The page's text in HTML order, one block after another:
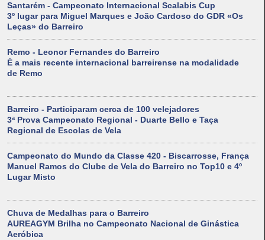
Santarém - Campeonato Internacional Scalabis Cup
3º lugar para Miguel Marques e João Cardoso do GDR «Os
Leças» do Barreiro
Remo - Leonor Fernandes do Barreiro
É a mais recente internacional barreirense na modalidade
de Remo
Barreiro - Participaram cerca de 100 velejadores
3ª Prova Campeonato Regional - Duarte Bello e Taça
Regional de Escolas de Vela
Campeonato do Mundo da Classe 420 - Biscarrosse, França
Manuel Ramos do Clube de Vela do Barreiro no Top10 e 4º
Lugar Misto
Chuva de Medalhas para o Barreiro
AUREAGYM Brilha no Campeonato Nacional de Ginástica
Aeróbica